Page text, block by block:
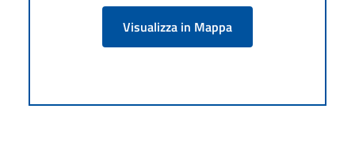
Visualizza in Mappa